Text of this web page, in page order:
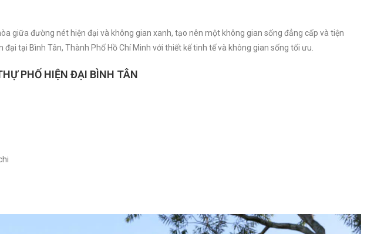
giữa đường nét hiện đại và không gian xanh, tạo nên một không gian sống đẳng cấp và tiện
tại Bình Tân, Thành Phố Hồ Chí Minh với thiết kế tinh tế và không gian sống tối ưu.
PHỐ HIỆN ĐẠI BÌNH TÂN